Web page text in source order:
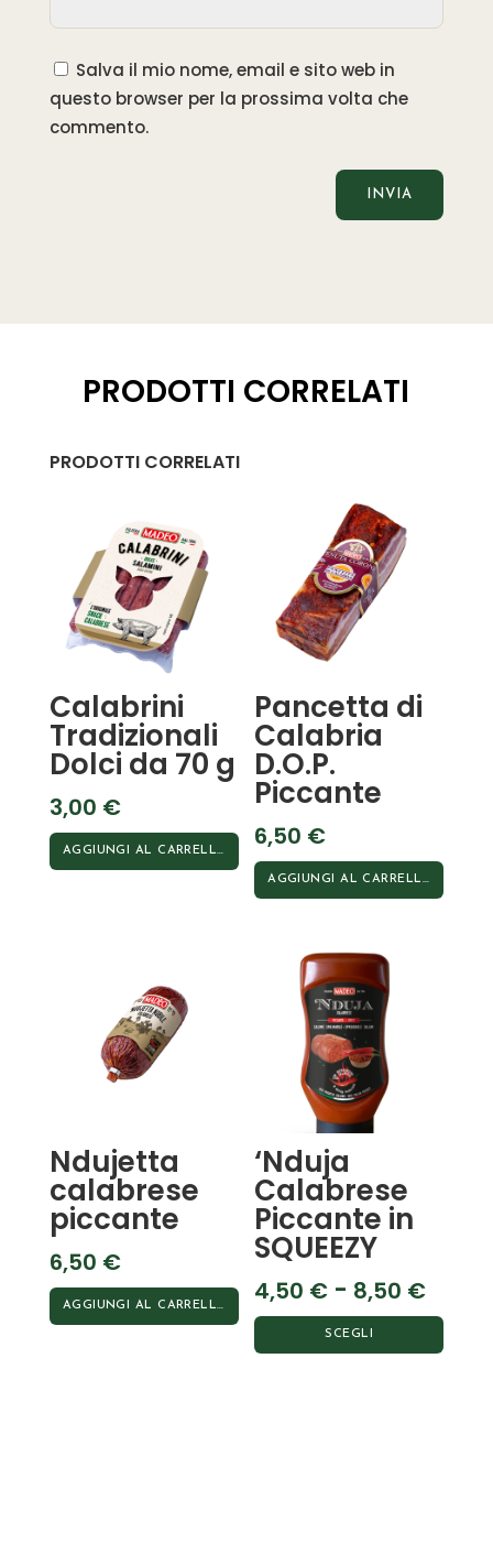
Salva il mio nome, email e sito web in
questo browser per la prossima volta che
commento.
PRODOTTI CORRELATI
PRODOTTI CORRELATI
Calabrini
Tradizionali
Dolci da 70 g
3,00 €
AGGIUNGI AL CARRELLO
Pancetta di
Calabria
D.O.P.
Piccante
6,50 €
AGGIUNGI AL CARRELLO
Ndujetta
calabrese
piccante
6,50 €
AGGIUNGI AL CARRELLO
‘Nduja
Calabrese
Piccante in
SQUEEZY
4,50 € - 8,50 €
di
SCEGLI